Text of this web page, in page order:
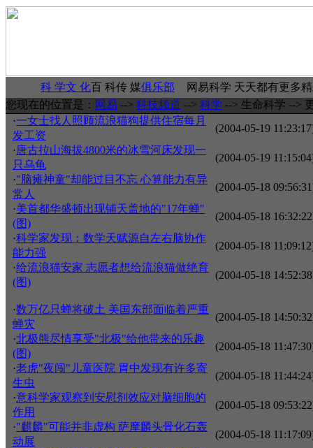
科 学文 化百 科传 媒俱乐部
网易科学 天天都有更多
您现在的位置是： 网易 --> 科技频道 --> 科学 --> 生命科学 -->
·一女士找人照顾流浪猫狗提供住宿每月
发工资
(2004-05-19
·唐古拉山海拔4800米的冰雪河床发现一
只乌龟
(2004-05-19
·"脑瘫神童"却能过目不忘 心算能力有异
常人
(2004-05-18
·美首都华盛顿出现铺天盖地的"17年蝉"
(图)
(2004-05-18
·科学家发现：数学天赋源自左右脑协作
能力强
(2004-05-18
·给流浪猫安家 志愿者想给流浪猫做绝育
(图)
(2004-05-18
·数万亿只蝉将破土 美国东部面临着严重
蝉灾
(2004-05-18
·北极熊尽情享受"北极"给他带来的乐趣
(图)
(2004-05-18
·老虎"夜闯"儿童医院 胃中发现有许多寄
生虫
(2004-05-18
·意科学家观察到安慰剂效应对脑细胞的
作用
(2004-05-18
·"麒麟"可能并非虚构 萨摩麟头骨化石轰
动展
(2004-05-18